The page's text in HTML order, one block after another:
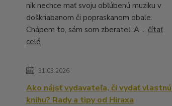
nik nechce mať svoju obľúbenú muziku v
doškriabanom či popraskanom obale.
Chápem to, sám som zberateľ. A ... čítať
celé
31.03.2026
Ako nájsť vydavateľa, či vydať vlastnú
knihu? Rady a tipy od Hiraxa